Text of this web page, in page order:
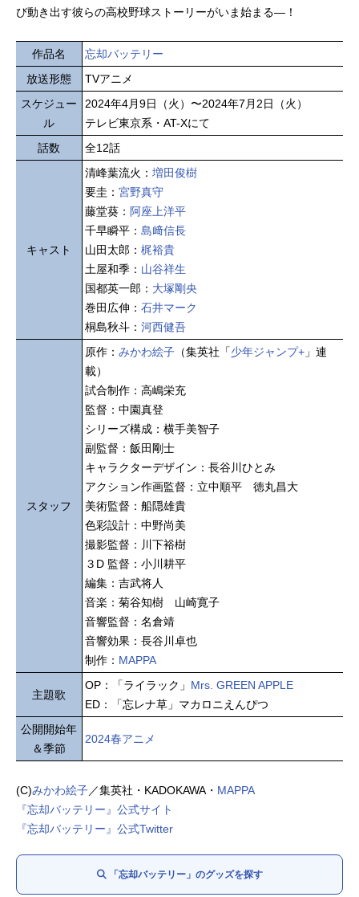
び動き出す彼らの高校野球ストーリーがいま始まる―！
作品名
忘却バッテリー
放送形態
TVアニメ
スケジュー
ル
2024年4月9日（火）〜2024年7月2日（火）
テレビ東京系・AT-Xにて
話数
全12話
キャスト
清峰葉流火： 増田俊樹
要圭： 宮野真守
藤堂葵： 阿座上洋平
千早瞬平： 島﨑信長
山田太郎： 梶裕貴
土屋和季： 山谷祥生
国都英一郎： 大塚剛央
巻田広伸： 石井マーク
桐島秋斗： 河西健吾
スタッフ
原作： みかわ絵子 （集英社「少年ジャンプ+ 」連
載）
試合制作：高嶋栄充
監督：中園真登
シリーズ構成：横手美智子
副監督：飯田剛士
キャラクターデザイン：長谷川ひとみ
アクション作画監督：立中順平 徳丸昌大
美術監督：船隠雄貴
色彩設計：中野尚美
撮影監督：川下裕樹
３D 監督：小川耕平
編集：吉武将人
音楽：菊谷知樹 山崎寛子
音響監督：名倉靖
音響効果：長谷川卓也
制作： MAPPA
主題歌
OP：「ライラック」 Mrs. GREEN APPLE
ED：「忘レナ草」マカロニえんぴつ
公開開始年
＆季節
2024春アニメ
(C)みかわ絵子／集英社・KADOKAWA・ MAPPA
『忘却バッテリー』公式サイト
『忘却バッテリー』公式Twitter
「忘却バッテリー」のグッズを探す